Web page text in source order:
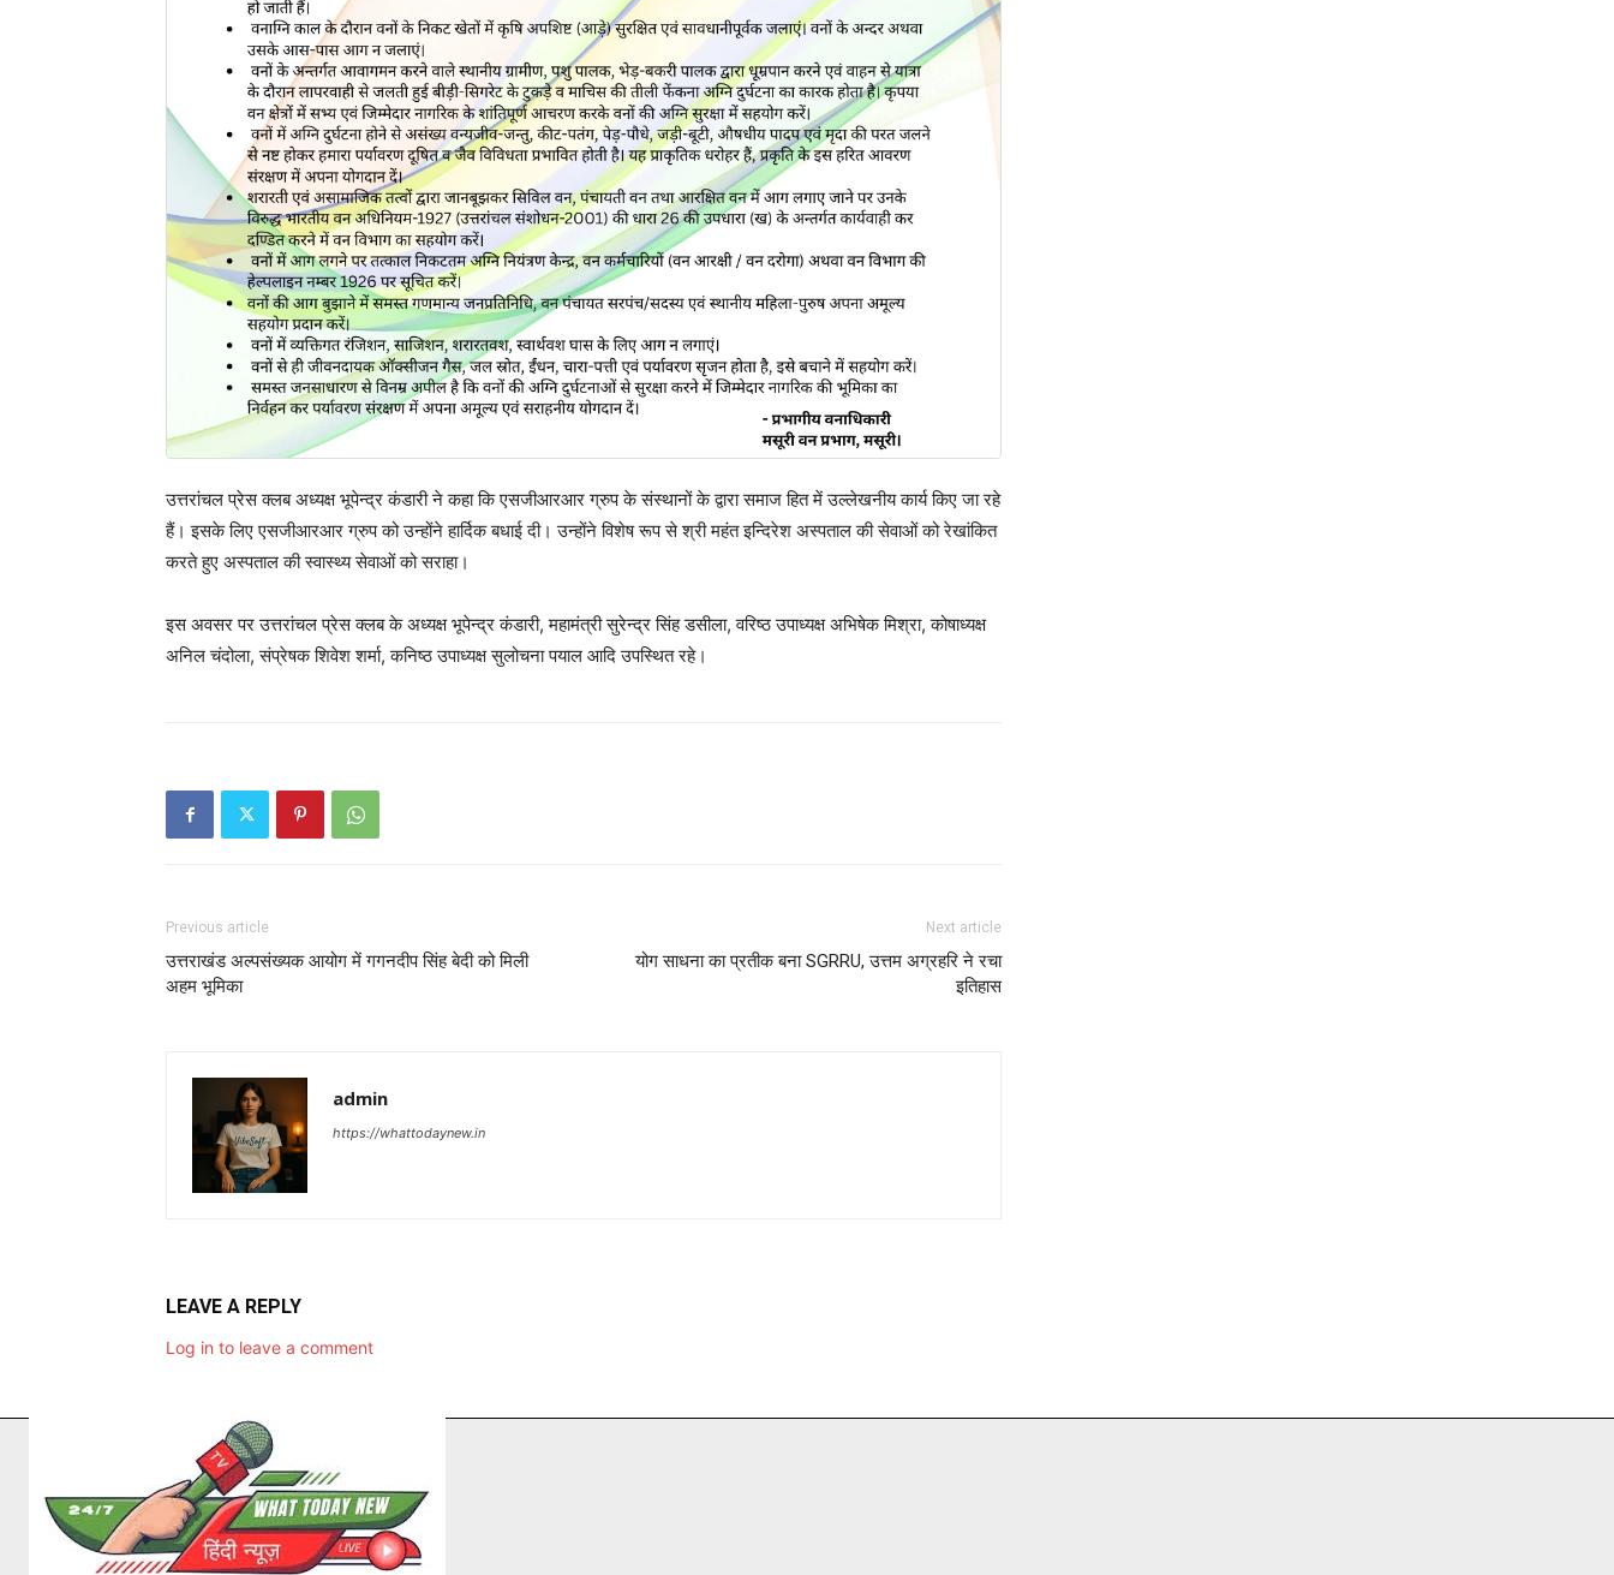
उत्तरांचल प्रेस क्लब अध्यक्ष भूपेन्द्र कंडारी ने कहा कि एसजीआरआर ग्रुप के संस्थानों के द्वारा समाज हित में उल्लेखनीय कार्य किए जा रहे
हैं। इसके लिए एसजीआरआर ग्रुप को उन्होंने हार्दिक बधाई दी। उन्होंने विशेष रूप से श्री महंत इन्दिरेश अस्पताल की सेवाओं को रेखांकित
करते हुए अस्पताल की स्वास्थ्य सेवाओं को सराहा।
इस अवसर पर उत्तरांचल प्रेस क्लब के अध्यक्ष भूपेन्द्र कंडारी, महामंत्री सुरेन्द्र सिंह डसीला, वरिष्ठ उपाध्यक्ष अभिषेक मिश्रा, कोषाध्यक्ष
अनिल चंदोला, संप्रेषक शिवेश शर्मा, कनिष्ठ उपाध्यक्ष सुलोचना पयाल आदि उपस्थित रहे।
Previous article
उत्तराखंड अल्पसंख्यक आयोग में गगनदीप सिंह बेदी को मिली
अहम भूमिका
Next article
योग साधना का प्रतीक बना SGRRU, उत्तम अग्रहरि ने रचा
इतिहास
admin
https://whattodaynew.in
LEAVE A REPLY
Log in to leave a comment